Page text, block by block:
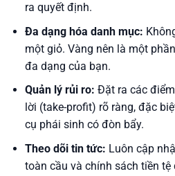
ra quyết định.
Đa dạng hóa danh mục:
một giỏ. Vàng nên là một
đa dạng của bạn.
Quản lý rủi ro: Đặt ra các
lời (take-profit) rõ ràng, đặc
cụ phái sinh có đòn bẩy.
Theo dõi tin tức: Luôn cập
toàn cầu và chính sách tiền